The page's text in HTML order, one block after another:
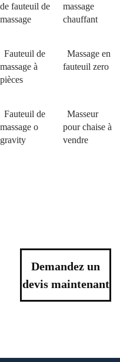
de fauteuil de
massage
massage
chauffant
Fauteuil de
massage à
pièces
Massage en
fauteuil zero
Fauteuil de
massage o
gravity
Masseur
pour chaise à
vendre
Demandez un
devis maintenant